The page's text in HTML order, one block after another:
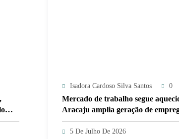
Isadora Cardoso Silva Santos 0
Mercado de trabalho segue
Aracaju amplia geração de
5 De Julho De 2026